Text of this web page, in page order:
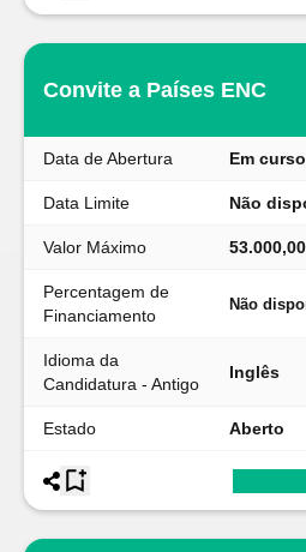
Convite a Países ENC
Data de Abertura Em curso
Data Limite Não
Valor Máximo
Percentagem de
Financiamento
Não
Idioma da
Candidatura - Antigo
Inglês
Estado Aberto